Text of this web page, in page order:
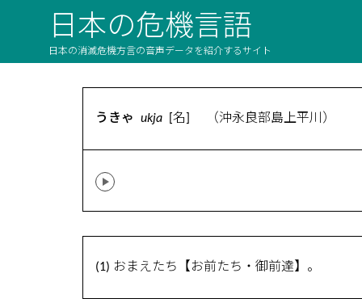
日本の危機言語
日本の消滅危機方言の音声データを紹介するサイト
うきゃ ukja [名] （沖永良部島上平川）
(1) おまえたち【お前たち・御前達】。